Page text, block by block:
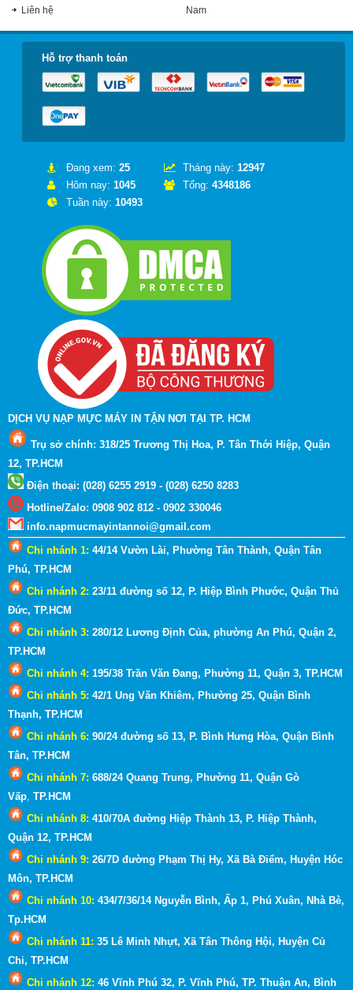
Liên hệ
Nam
Hỗ trợ thanh toán
Đang xem: 25
Hôm nay: 1045
Tuần này: 10493
Tháng này: 12947
Tổng: 4348186
DỊCH VỤ NẠP MỰC MÁY IN TẬN NƠI TẠI TP. HCM
Trụ sở chính: 318/25 Trương Thị Hoa, P. Tân Thới Hiệp, Quận
12, TP.HCM
Điện thoại: (028) 6255 2919 - (028) 6250 8283
Hotline/Zalo: 0908 902 812 - 0902 330046
info.napmucmayintannoi@gmail.com
Chi nhánh 1: 44/14 Vườn Lài, Phường Tân Thành, Quận Tân
Phú, TP.HCM
Chi nhánh 2: 23/11 đường số 12, P. Hiệp Bình Phước, Quận Thủ
Đức, TP.HCM
Chi nhánh 3: 280/12 Lương Định Của, phường An Phú, Quận 2,
TP.HCM
Chi nhánh 4: 195/38 Trần Văn Đang, Phường 11, Quận 3, TP.HCM
Chi nhánh 5: 42/1 Ung Văn Khiêm, Phường 25, Quận Bình
Thạnh, TP.HCM
Chi nhánh 6: 90/24 đường số 13, P. Bình Hưng Hòa, Quận Bình
Tân, TP.HCM
Chi nhánh 7: 688/24 Quang Trung, Phường 11, Quận Gò
Vấp, TP.HCM
Chi nhánh 8: 410/70A đường Hiệp Thành 13, P. Hiệp Thành,
Quận 12, TP.HCM
Chi nhánh 9: 26/7D đường Phạm Thị Hy, Xã Bà Điểm, Huyện Hóc
Môn, TP.HCM
Chi nhánh 10: 434/7/36/14 Nguyễn Bình, Ấp 1, Phú Xuân, Nhà Bè,
Tp.HCM
Chi nhánh 11: 35 Lê Minh Nhựt, Xã Tân Thông Hội, Huyện Củ
Chi, TP.HCM
Chi nhánh 12: 46 Vĩnh Phú 32, P. Vĩnh Phú, TP. Thuận An, Bình